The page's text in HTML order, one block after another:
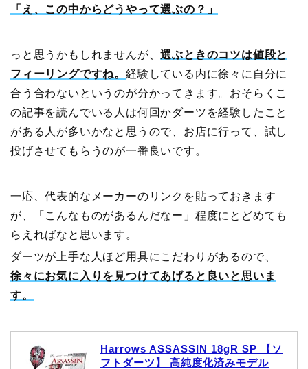
「え、この中からどうやって選ぶの？」
っと思うかもしれませんが、選ぶときのコツは値段と
フィーリングですね。経験している内に徐々に自分に
合う合わないというのが分かってきます。おそらくこ
の記事を読んでいる人は何回かダーツを経験したこと
がある人が多いかなと思うので、お店に行って、試し
投げさせてもらうのが一番良いです。
一応、代表的なメーカーのリンクを貼っておきます
が、「こんなものがあるんだなー」程度にとどめても
らえればなと思います。
ダーツが上手な人ほど用具にこだわりがあるので、
徐々にお気に入りを見つけてあげると良いと思いま
す。
Harrows ASSASSIN 18gR SP 【ソ
フトダーツ】 高純度化済みモデル